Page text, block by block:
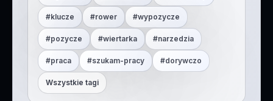
#klucze #rower #wypozycze
#pozycze #wiertarka #narzedzia
#praca #szukam-pracy #dorywczo
Wszystkie tagi